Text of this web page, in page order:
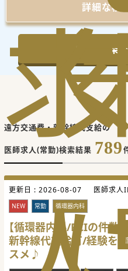
求
詳細な検
この条
遠方交通費・新幹線代支給の
医師求人(常勤)検索結果 789
更新日 : 2026-08-07 医師求人
NEW 常勤 循環器内科
【循環器内科/PCIの件数
新幹線代支給有/経験を
スメ♪